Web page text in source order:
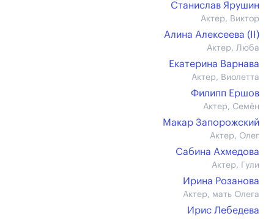
Станислав Ярушин
Актер, Виктор
Алина Алексеева (II)
Актер, Люба
Екатерина Варнава
Актер, Виолетта
Филипп Ершов
Актер, Семён
Макар Запорожский
Актер, Олег
Сабина Ахмедова
Актер, Гули
Ирина Розанова
Актер, мать Олега
Ирис Лебедева